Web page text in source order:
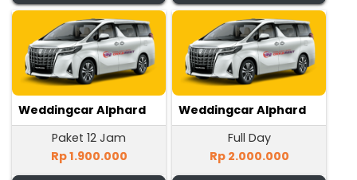
Weddingcar Alphard
Paket 12 Jam
Rp 1.900.000
Weddingcar Alphard
Full Day
Rp 2.000.000